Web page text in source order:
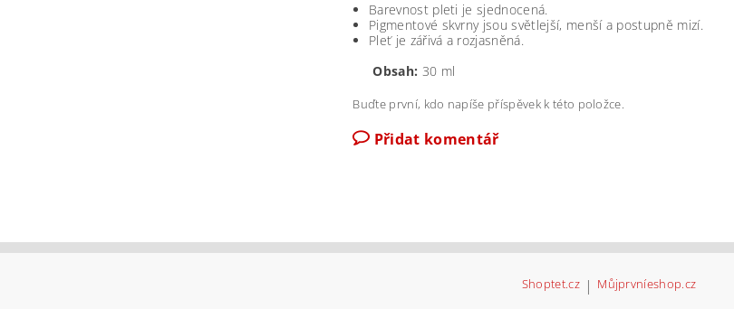
Barevnost pleti je sjednocená.
Pigmentové skvrny jsou světlejší, menší a postupně mizí.
Pleť je zářivá a rozjasněná.
Obsah: 30 ml
Buďte první, kdo napíše příspěvek k této položce.
Přidat komentář
Shoptet.cz | Můjprvníeshop.cz